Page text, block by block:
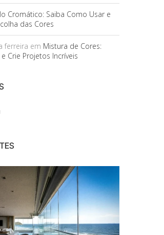
Cromático: Saiba Como Usar e
das Cores
ferreira em Mistura de Cores:
Crie Projetos Incríveis